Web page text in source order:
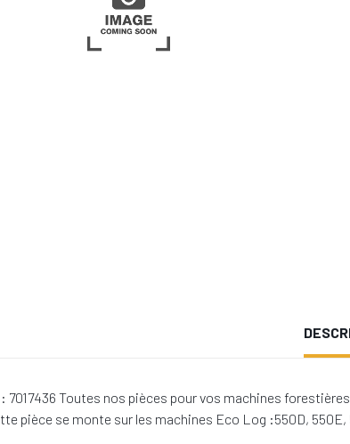
7017436 Toutes nos pièces pour vos machines
pièce se monte sur les machines Eco Log :550D, 550E,